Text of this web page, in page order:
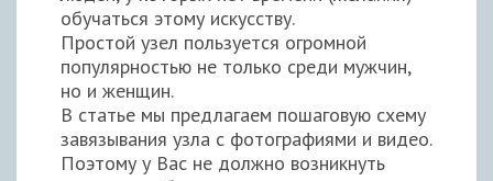
обучаться этому искусству.
Простой узел пользуется огромной
популярностью не только среди мужчин,
но и женщин.
В статье мы предлагаем пошаговую схему
завязывания узла с фотографиями и видео.
Поэтому у Вас не должно возникнуть